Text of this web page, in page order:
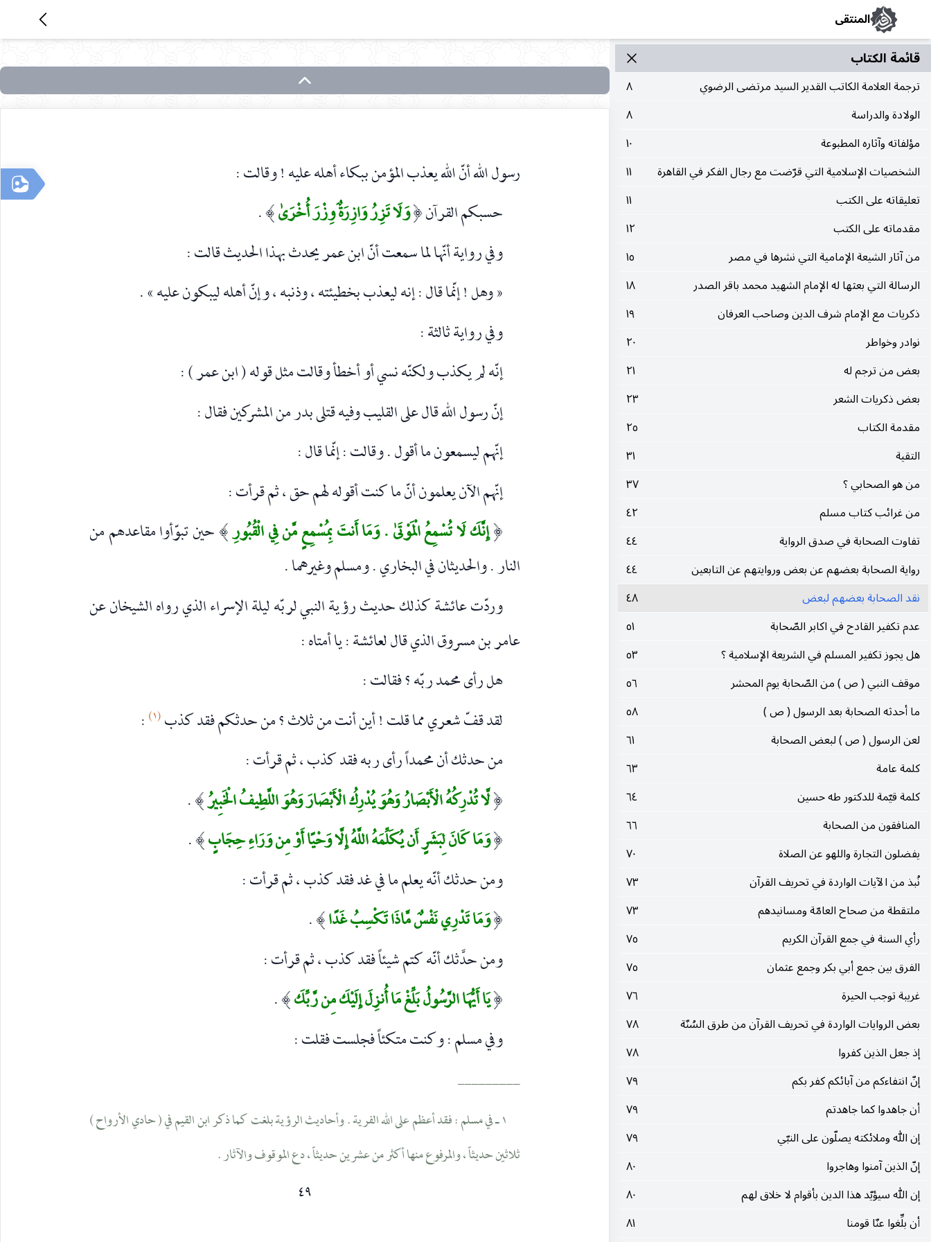
المنتقى
قائمة الکتاب
ترجمة العلامة الکاتب القدير السيد مرتضى الرضوي
٨
الولادة والدراسة
٨
مؤلفاته وآثاره المطبوعة
١٠
الشخصيات الإسلامية التي قرّضت مع رجال الفکر في القاهرة
١١
تعليقاته على الکتب
١١
مقدماته على الکتب
١٢
من آثار الشيعة الإمامية التي نشرها في مصر
١٥
الرسالة التي بعثها له الإمام الشهيد محمد باقر الصدر
١٨
ذکريات مع الإمام شرف الدين وصاحب العرفان
١٩
نوادر وخواطر
٢٠
بعض من ترجم له
٢١
بعض ذکريات الشعر
٢٣
مقدمة الکتاب
٢٥
التقية
٣١
من هو الصحابي ؟
٣٧
من غرائب کتاب مسلم
٤٢
تفاوت الصحابة في صدق الرواية
٤٤
رواية الصحابة بعضهم عن بعض وروايتهم عن التابعين
٤٤
نقد الصحابة بعضهم لبعض
٤٨
عدم تکفير القادح في اکابر الصّحابة
٥١
هل يجوز تکفير المسلم في الشريعة الإسلامية ؟
٥٣
موقف النبي ( ص ) من الصّحابة يوم المحشر
٥٦
ما أحدثه الصحابة بعد الرسول ( ص )
٥٨
لعن الرسول ( ص ) لبعض الصحابة
٦١
کلمة عامة
٦٣
کلمة قيّمة للدکتور طه حسين
٦٤
المنافقون من الصحابة
٦٦
يفضلون التجارة واللهو عن الصلاة
٧٠
نُبذ من الآيات الواردة في تحريف القرآن
٧٣
ملتقطة من صحاح العامّة ومسانيدهم
٧٣
رأي السنة في جمع القرآن الکريم
٧٥
الفرق بين جمع أبي بکر وجمع عثمان
٧٥
غريبة توجب الحيرة
٧٦
بعض الروايات الواردة في تحريف القرآن من طرق السُنّة
٧٨
إذ جعل الذين کفروا
٧٨
إنّ انتفاءکم من آبائکم کفر بکم
٧٩
أن جاهدوا کما جاهدتم
٧٩
إن الله وملائکته يصلّون على النبّي
٧٩
إنّ الذين آمنوا وهاجروا
٨٠
إن الله سيؤيّد هذا الدين بأقوام لا خلاق لهم
٨٠
أن بلِّغوا عنّا قومنا
٨١
البحث
البحث
في
رسول الله أنّ الله يعذب المؤمن ببکاء أهله عليه ! وقالت :
حسبکم القرآن (وَلَا تَزِرُ وَازِرَةٌ وِزْرَ أُخْرَىٰ )
.
وفي رواية أنّها لما سمعت أنّ ابن عمر يحدث بهذا الحديث قالت :
« وهل ! إنّما قال : إنه ليعذب بخطيئته ، وذنبه ، وإنّ أهله ليبکون عليه » .
وفي رواية ثالثة :
إنّه لم يکذب ولکنّه نسي أو أخطأ وقالت مثل قوله ( ابن عمر ) :
إنّ رسول الله قال على القليب وفيه قتلى بدر من المشرکين فقال :
إنّهم ليسمعون ما أقول . وقالت : إنّما قال :
إنّهم الآن يعلمون أنّ ما کنت أقوله لهم حق ، ثم قرأت :
(إِنَّكَ لَا تُسْمِعُ الْمَوْتَىٰ . وَمَا أَنتَ بِمُسْمِعٍ مَّن فِي الْقُبُورِ ) حين تبوّأوا مقاعدهم من
النار . والحديثان في البخاري . ومسلم وغيرهما .
وردّت عائشة کذلك حديث رؤية النبي لربّه ليلة الإسراء الذي رواه الشيخان عن
عامر بن مسروق الذي قال لعائشة : يا أمتاه :
هل رأى محمد ربّه ؟ فقالت :
لقد قفّ شعري مما قلت ! أين أنت من ثلاث ؟ من حدثکم فقد کذب(۱) :
من حدثك أن محمداً رأى ربه فقد کذب ، ثم قرأت :
(لَّا تُدْرِكُهُ الْأَبْصَارُ وَهُوَ يُدْرِكُ الْأَبْصَارَ وَهُوَ اللَّطِيفُ الْخَبِيرُ)
.
(وَمَا كَانَ لِبَشَرٍ أَن يُكَلِّمَهُ اللَّهُ إِلَّا وَحْيًا أَوْ مِن وَرَاءِ حِجَابٍ )
.
ومن حدثك أنّه يعلم ما في غد فقد کذب ، ثم قرأت :
(وَمَا تَدْرِي نَفْسٌ مَّاذَا تَكْسِبُ غَدًا )
.
ومن حدَّثك أنّه کتم شيئاً فقد کذب ، ثم قرأت :
(يَا أَيُّهَا الرَّسُولُ بَلِّغْ مَا أُنزِلَ إِلَيْكَ مِن رَّبِّكَ )
.
وفي مسلم : وکنت متکئاً فجلست فقلت :
_________
۱ ـ في مسلم : فقد أعظم على الله الفرية . وأحاديث الرؤية بلغت کما ذکر ابن القيم في ( حادي الأرواح )
ثلاثين حديثاً ، والمرفوع منها أکثر من عشرين حديثاً ، دع الموقوف والآثار .
٤٩